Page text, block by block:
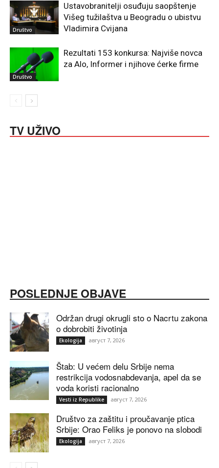
Društvo
Ustavobranitelji osuđuju saopštenje
Višeg tužilaštva u Beogradu o ubistvu
Vladimira Cvijana
Društvo
Rezultati 153 konkursa: Najviše novca
za Alo, Informer i njihove ćerke firme
TV UŽIVO
POSLEDNJE OBJAVE
Održan drugi okrugli sto o Nacrtu zakona
o dobrobiti životinja
Ekologija август 7, 2026
Štab: U većem delu Srbije nema
restrikcija vodosnabdevanja, apel da se
voda koristi racionalno
Vesti iz Republike август 7, 2026
Društvo za zaštitu i proučavanje ptica
Srbije: Orao Feliks je ponovo na slobodi
Ekologija август 7, 2026